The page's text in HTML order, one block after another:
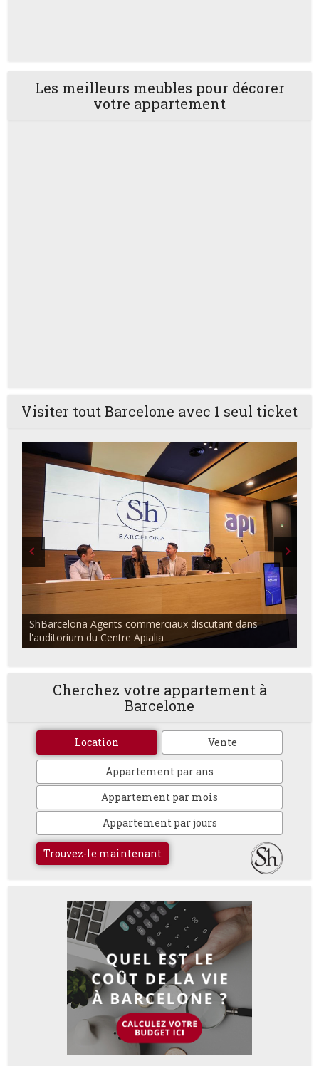
Les meilleurs meubles pour décorer
votre appartement
Visiter tout Barcelone avec 1 seul ticket
ShBarcelona Agents commerciaux discutant dans
l'auditorium du Centre Apialia
Cherchez votre appartement à
Barcelone
Location Vente
Appartement par ans
Appartement par mois
Appartement par jours
Trouvez-le maintenant